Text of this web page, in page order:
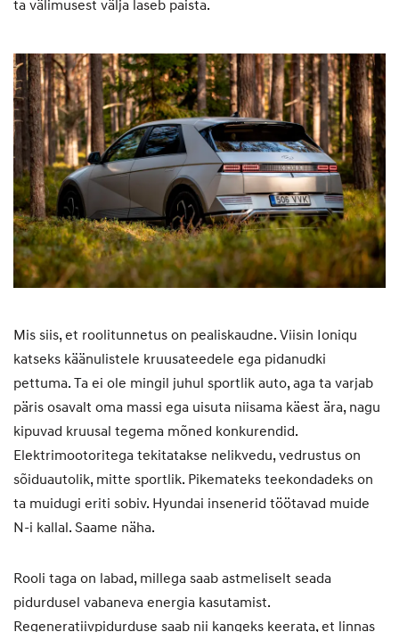
ta välimusest välja laseb paista.
Mis siis, et roolitunnetus on pealiskaudne. Viisin Ioniqu
katseks käänulistele kruusateedele ega pidanudki
pettuma. Ta ei ole mingil juhul sportlik auto, aga ta varjab
päris osavalt oma massi ega uisuta niisama käest ära, nagu
kipuvad kruusal tegema mõned konkurendid.
Elektrimootoritega tekitatakse nelikvedu, vedrustus on
sõiduautolik, mitte sportlik. Pikemateks teekondadeks on
ta muidugi eriti sobiv. Hyundai insenerid töötavad muide
N-i kallal. Saame näha.
Rooli taga on labad, millega saab astmeliselt seada
pidurdusel vabaneva energia kasutamist.
Regeneratiivpidurduse saab nii kangeks keerata, et linnas